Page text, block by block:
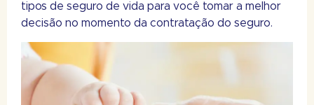
tipos de seguro de vida para você tomar a melhor
decisão no momento da contratação do seguro.